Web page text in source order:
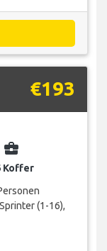
€193
business_center
Koffer
(1-16),